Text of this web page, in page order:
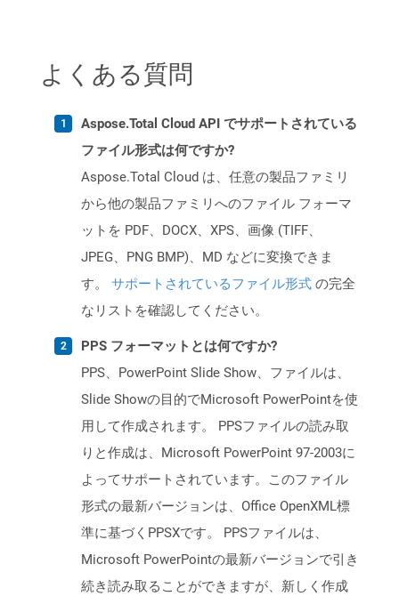
よくある質問
Aspose.Total Cloud API でサポートされている
ファイル形式は何ですか?
Aspose.Total Cloud は、任意の製品ファミリ
から他の製品ファミリへのファイル フォーマ
ットを PDF、DOCX、XPS、画像 (TIFF、
JPEG、PNG BMP)、MD などに変換できま
す。 サポートされているファイル形式 の完全
なリストを確認してください。
PPS フォーマットとは何ですか?
PPS、PowerPoint Slide Show、ファイルは、
Slide Showの目的でMicrosoft PowerPointを使
用して作成されます。 PPSファイルの読み取
りと作成は、Microsoft PowerPoint 97-2003に
よってサポートされています。このファイル
形式の最新バージョンは、Office OpenXML標
準に基づくPPSXです。 PPSファイルは、
Microsoft PowerPointの最新バージョンで引き
続き読み取ることができますが、新しく作成